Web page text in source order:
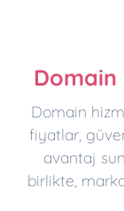
Domain
Domain
fiyatlar,
avantaj
birlikte,